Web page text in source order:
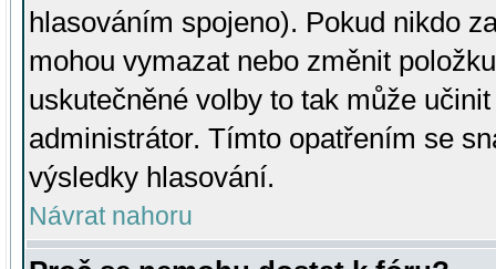
hlasováním spojeno). Pokud nikdo
mohou vymazat nebo změnit
uskutečněné volby to tak může
administrátor. Tímto opatřením se
výsledky hlasování.
Návrat nahoru